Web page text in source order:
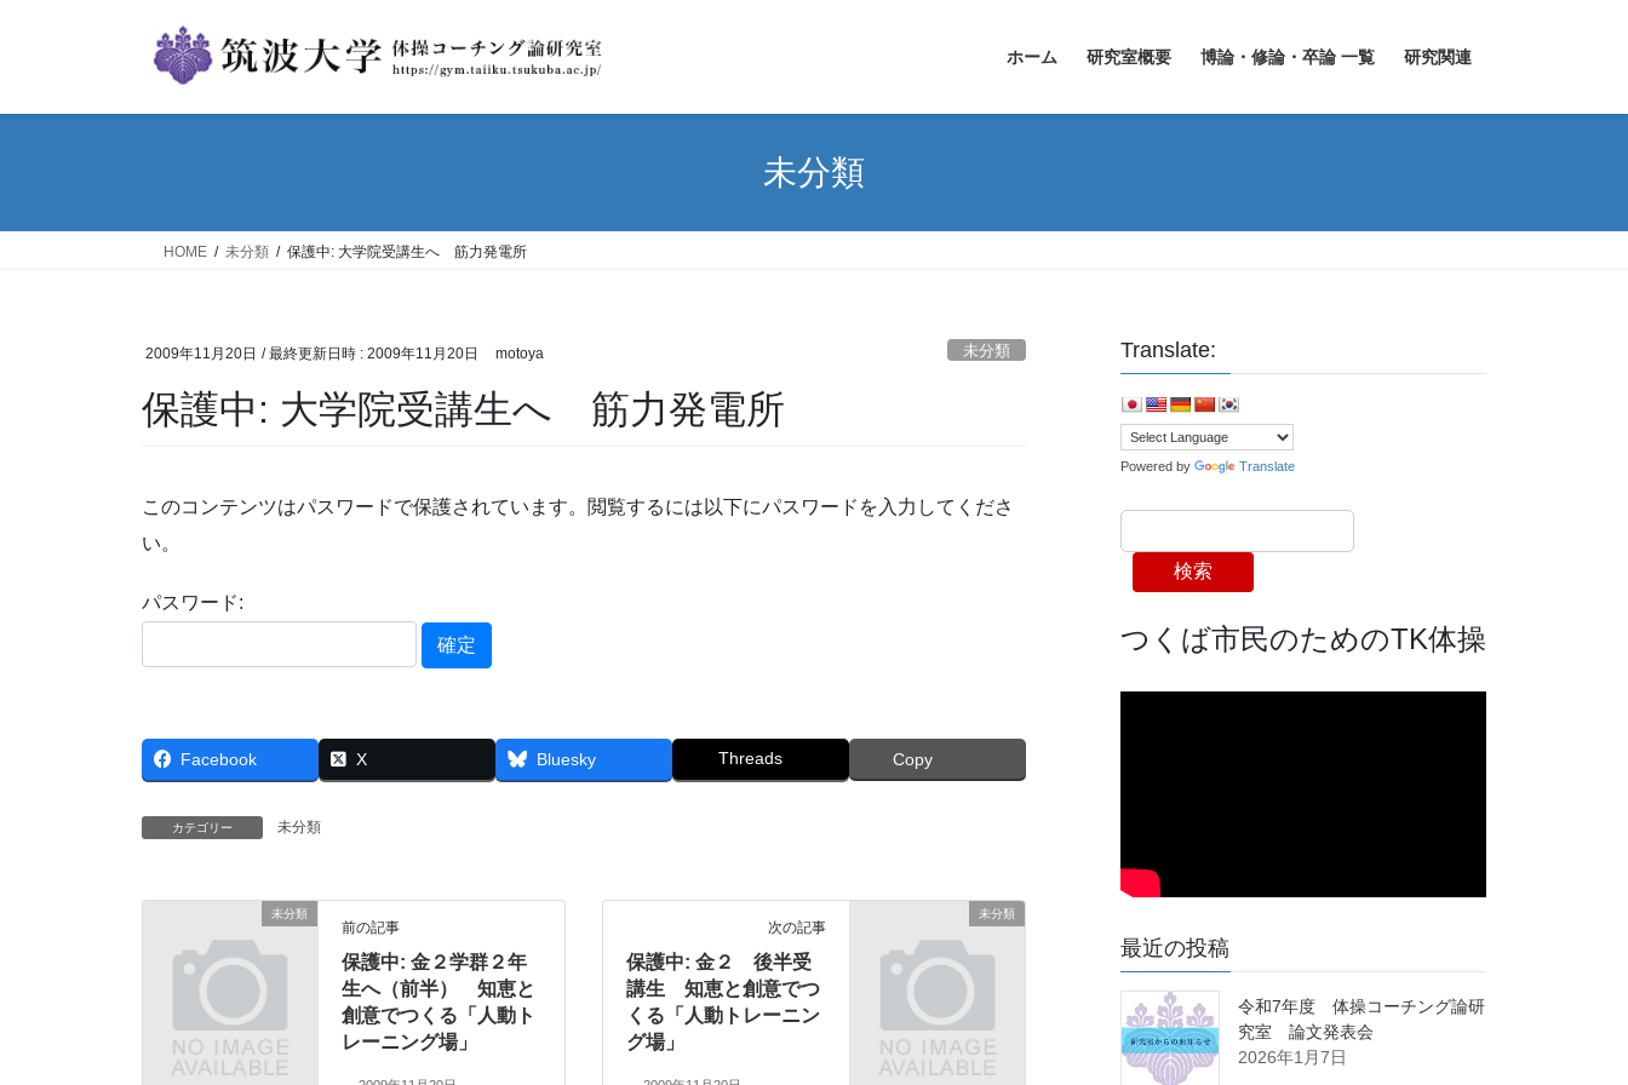
ホーム 研究室概要 博論・修論・卒論 一覧 研究関連
未分類
HOME 未分類 保護中: 大学院受講生へ 筋力発電所
2009年11月20日 / 最終更新日時 : 2009年11月20日 motoya 未分類
保護中: 大学院受講生へ 筋力発電所
このコンテンツはパスワードで保護されています。閲覧するには以下にパスワードを入力してくださ
い。
パスワード:
Facebook X Bluesky Threads Copy
カテゴリー 未分類
未分類
前の記事
保護中: 金２学群２年
生へ（前半） 知恵と
創意でつくる「人動ト
レーニング場」
未分類
次の記事
保護中: 金２ 後半受
講生 知恵と創意でつ
くる「人動トレーニン
グ場」
Translate:
Powered by Translate
検索
つくば市民のためのTK体操
最近の投稿
令和7年度 体操コーチング論研
究室 論文発表会
2026年1月7日